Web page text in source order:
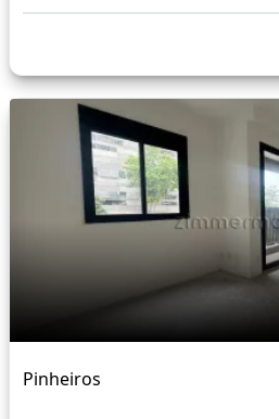
Pinheiros